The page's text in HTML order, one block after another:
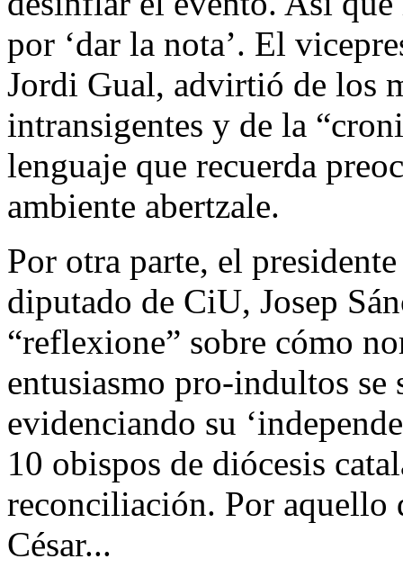
por ‘dar la nota’. El
Jordi Gual, advirtió de los
intransigentes y de la
lenguaje que recuerda
ambiente abertzale.
Por otra parte, el
diputado de CiU, Josep
“reflexione” sobre cómo
entusiasmo pro-indultos
evidenciando su
10 obispos de diócesis
reconciliación. Por aquello
César...